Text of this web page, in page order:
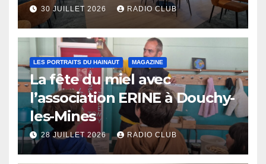
30 JUILLET 2026 RADIO CLUB
LES PORTRAITS DU HAINAUT MAGAZINE
La fête du miel avec
l’association ERINE à Douchy-
les-Mines
28 JUILLET 2026 RADIO CLUB